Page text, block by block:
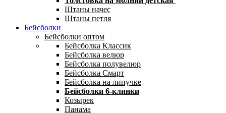
Штаны начес
Штаны петля
Бейсболки
Бейсболки оптом
Бейсболка Классик
Бейсболка велюр
Бейсболка полувелюр
Бейсболка Смарт
Бейсболка на липучке
Бейсболки 6-клинки
Козырек
Панама